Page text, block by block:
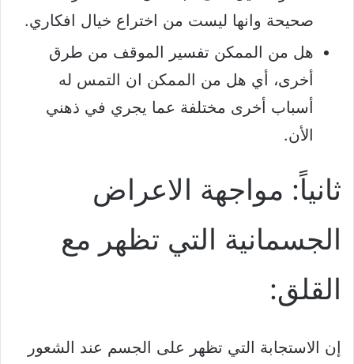
صحيحة وانها ليست من اختراع خيال افكاري.
هل من الممكن تفسير الموقف من طرق
أخرى، أي هل من الممكن ان التمس له
أسباب أخرى مختلفة عما يجري في ذهني
الأن.
ثانياً: مواجهة الاعراض
الجسمانية التي تظهر مع
القلق:
إن الاستجابة التي تظهر على الجسم عند الشعور